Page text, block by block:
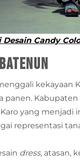
Desain Candy
kekayaan
panen.
yang menjadi
representasi
dress, atasan,